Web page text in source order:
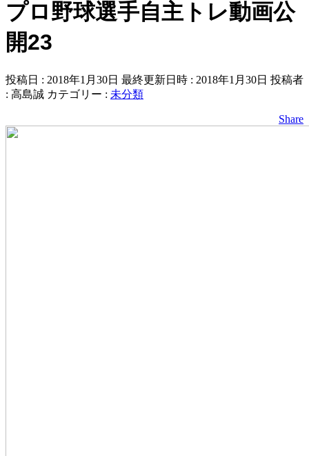
プロ野球選手自主トレ動画公
開23
投稿日 : 2018年1月30日 最終更新日時 : 2018年1月30日 投稿者
: 高島誠 カテゴリー : 未分類
Share